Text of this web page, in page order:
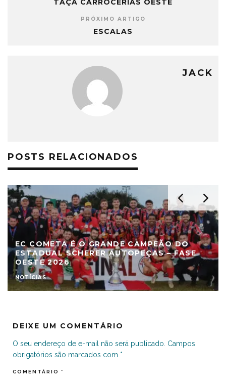
TAÇA CARROCERIAS OESTE
PRÓXIMO ARTIGO
ESCALAS
JACK
POSTS RELACIONADOS
EC COMETA É O GRANDE CAMPEÃO DO
ESTADUAL SCHERER AUTOPEÇAS – FASE
OESTE 2026
NOTÍCIAS
DEIXE UM COMENTÁRIO
O seu endereço de e-mail não será publicado. Campos
obrigatórios são marcados com *
COMENTÁRIO *